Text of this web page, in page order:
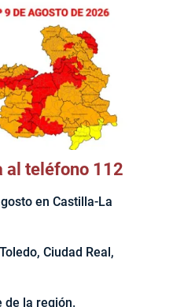
al teléfono 112
en Castilla-La
Ciudad Real,
de la región.